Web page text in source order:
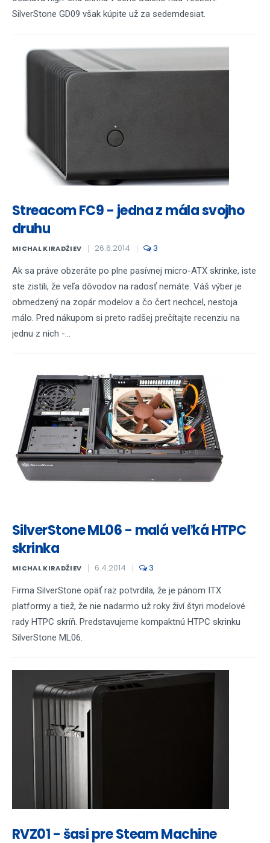
SilverStone GD09 však kúpite už za sedemdesiat.
Streacom FC9 - jedna z mála svojho
druhu
MICHAL KIRADŽIEV 26.6.2014 3
Ak sa práve obzeráte po plne pasívnej micro-ATX skrinke, iste
ste zistili, že veľa dôvodov na radosť nemáte. Váš výber je
obmedzený na zopár modelov a čo čert nechcel, nestoja
málo. Pred nákupom si preto radšej prečítajte recenziu na
jednu z nich -...
SilverStone ML06 - malá veľká HTPC
skrinka
MICHAL KIRADŽIEV 6.4.2014 3
Firma SilverStone opäť raz potvrdila, že je pánom ITX
platformy a tiež, že nie nadarmo už roky živí štyri modelové
rady HTPC skríň. Predstavujeme kompaktnú HTPC skrinku
SilverStone ML06.
RVZ01 - šasi pre Steam Machine